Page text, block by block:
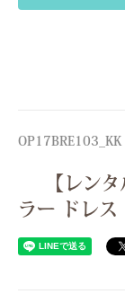
OP17BRE103_KK
【レン
ラー ドレ